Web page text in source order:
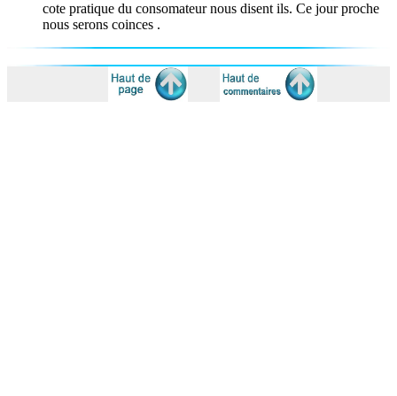
cote pratique du consomateur nous disent ils. Ce jour proche
nous serons coinces .